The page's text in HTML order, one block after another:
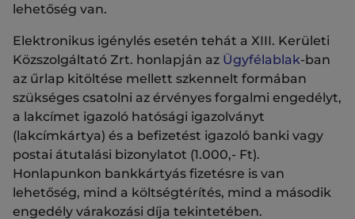
lehetőség van.
Elektronikus igénylés esetén tehát a XIII. Kerületi
Közszolgáltató Zrt. honlapján az Ügyfélablak-ban
az űrlap kitöltése mellett szkennelt formában
szükséges csatolni az érvényes forgalmi engedélyt,
a lakcímet igazoló hatósági igazolványt
(lakcímkártya) és a befizetést igazoló banki vagy
postai átutalási bizonylatot (1.000,- Ft).
Honlapunkon bankkártyás fizetésre is van
lehetőség, mind a költségtérítés, mind a második
engedély várakozási díja tekintetében.